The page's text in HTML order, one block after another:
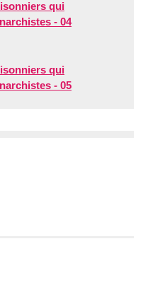
qui
- 04
qui
- 05